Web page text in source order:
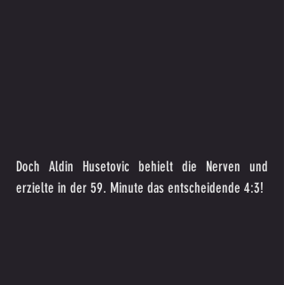
Doch Aldin Husetovic behielt die Nerven und
erzielte in der 59. Minute das entscheidende 4:3!